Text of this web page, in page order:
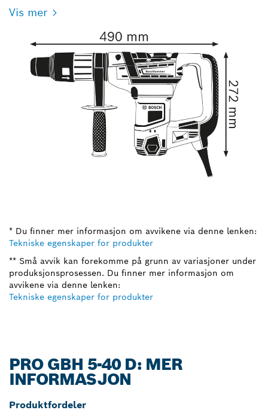
Vis mer
* Du finner mer informasjon om avvikene via denne lenken:
Tekniske egenskaper for produkter
** Små avvik kan forekomme på grunn av variasjoner under
produksjonsprosessen. Du finner mer informasjon om
avvikene via denne lenken:
Tekniske egenskaper for produkter
PRO GBH 5-40 D: MER
INFORMASJON
Produktfordeler